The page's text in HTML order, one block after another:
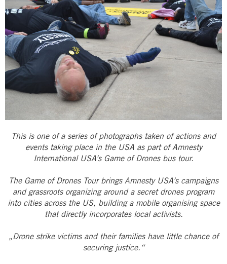
This is one of a series of photographs taken of actions and
events taking place in the USA as part of Amnesty
International USA’s Game of Drones bus tour.
The Game of Drones Tour brings Amnesty USA’s campaigns
and grassroots organizing around a secret drones program
into cities across the US, building a mobile organising space
that directly incorporates local activists.
„Drone strike victims and their families have little chance of
securing justice.“